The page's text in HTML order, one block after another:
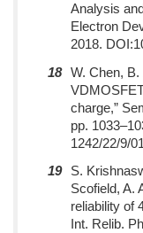
Analysis
Electron
2018.
18 W. Chen, B.
charge,”
pp.
1242/22/9/
19
S.
Scofield, A.
reliability of
Int. Relib.